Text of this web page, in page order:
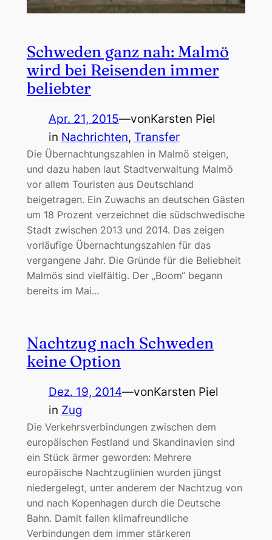
Schweden ganz nah: Malmö
wird bei Reisenden immer
beliebter
Apr. 21, 2015—vonKarsten Piel
in Nachrichten, Transfer
Die Übernachtungszahlen in Malmö steigen,
und dazu haben laut Stadtverwaltung Malmö
vor allem Touristen aus Deutschland
beigetragen. Ein Zuwachs an deutschen Gästen
um 18 Prozent verzeichnet die südschwedische
Stadt zwischen 2013 und 2014. Das zeigen
vorläufige Übernachtungszahlen für das
vergangene Jahr. Die Gründe für die Beliebheit
Malmös sind vielfältig. Der „Boom“ begann
bereits im Mai…
Nachtzug nach Schweden
keine Option
Dez. 19, 2014—vonKarsten Piel
in Zug
Die Verkehrsverbindungen zwischen dem
europäischen Festland und Skandinavien sind
ein Stück ärmer geworden: Mehrere
europäische Nachtzuglinien wurden jüngst
niedergelegt, unter anderem der Nachtzug von
und nach Kopenhagen durch die Deutsche
Bahn. Damit fallen klimafreundliche
Verbindungen dem immer stärkeren